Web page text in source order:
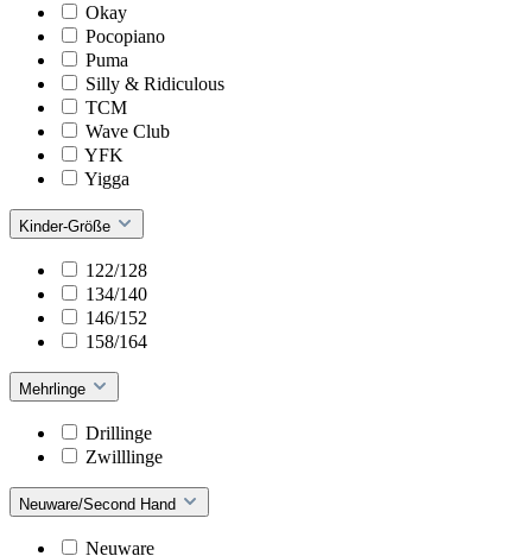
Okay
Pocopiano
Puma
Silly & Ridiculous
TCM
Wave Club
YFK
Yigga
Kinder-Größe
122/128
134/140
146/152
158/164
Mehrlinge
Drillinge
Zwilllinge
Neuware/Second Hand
Neuware